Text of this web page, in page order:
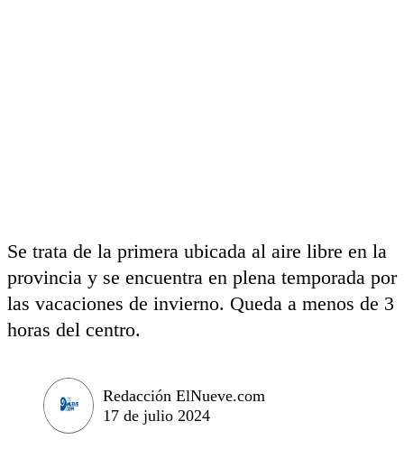
Se trata de la primera ubicada al aire libre en la
provincia y se encuentra en plena temporada por
las vacaciones de invierno. Queda a menos de 3
horas del centro.
Redacción ElNueve.com
17 de julio 2024